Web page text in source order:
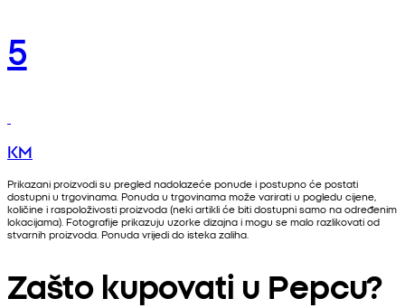
5
KM
Prikazani proizvodi su pregled nadolazeće ponude i postupno će postati
dostupni u trgovinama. Ponuda u trgovinama može varirati u pogledu cijene,
količine i raspoloživosti proizvoda (neki artikli će biti dostupni samo na određenim
lokacijama). Fotografije prikazuju uzorke dizajna i mogu se malo razlikovati od
stvarnih proizvoda. Ponuda vrijedi do isteka zaliha.
Zašto kupovati u Pepcu?